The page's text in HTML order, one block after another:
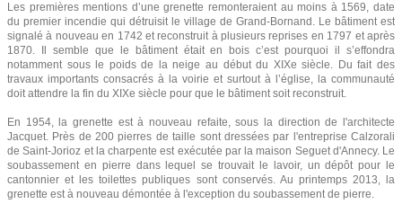
Les premières mentions d’une grenette remonteraient au moins à 1569, date
du premier incendie qui détruisit le village de Grand-Bornand. Le bâtiment est
signalé à nouveau en 1742 et reconstruit à plusieurs reprises en 1797 et après
1870. Il semble que le bâtiment était en bois c’est pourquoi il s’effondra
notamment sous le poids de la neige au début du XIXe siècle. Du fait des
travaux importants consacrés à la voirie et surtout à l’église, la communauté
doit attendre la fin du XIXe siècle pour que le bâtiment soit reconstruit.
En 1954, la grenette est à nouveau refaite, sous la direction de l'architecte
Jacquet. Près de 200 pierres de taille sont dressées par l'entreprise Calzorali
de Saint-Jorioz et la charpente est exécutée par la maison Seguet d'Annecy. Le
soubassement en pierre dans lequel se trouvait le lavoir, un dépôt pour le
cantonnier et les toilettes publiques sont conservés. Au printemps 2013, la
grenette est à nouveau démontée à l'exception du soubassement de pierre.